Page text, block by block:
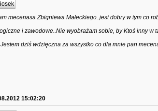
mecenasa Zbigniewa Małeckiego..jest dobry w tym co
i zawodowe..Nie wyobrażam sobie, by Ktoś inny w
dziś wdzięczna za wszystko co dla mnie pan
15:02:20